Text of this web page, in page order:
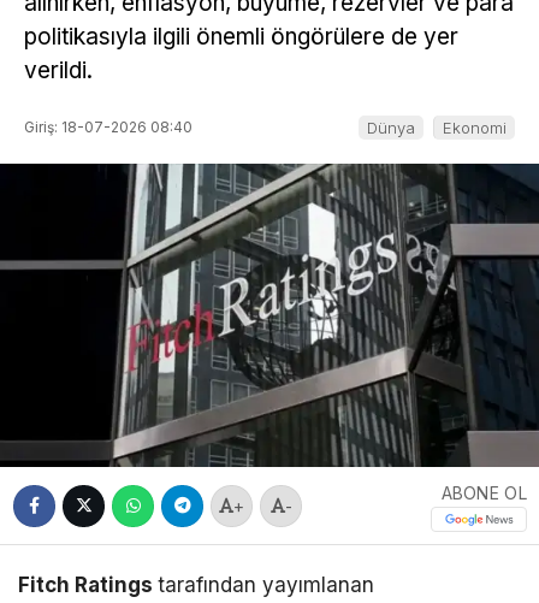
politikasıyla ilgili önemli öngörülere de yer
verildi.
Giriş: 18-07-2026 08:40 Dünya Ekonomi
+ -
ABONE OL
Fitch Ratings tarafından yayımlanan